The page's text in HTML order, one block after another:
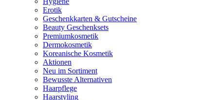
Erotik
Geschenkkarten & Gutscheine
Beauty Geschenksets
Premiumkosmetik
Dermokosmetik
Koreanische Kosmetik
Aktionen
Neu im Sortiment
Bewusste Alternativen
Haarpflege
Haarstyling